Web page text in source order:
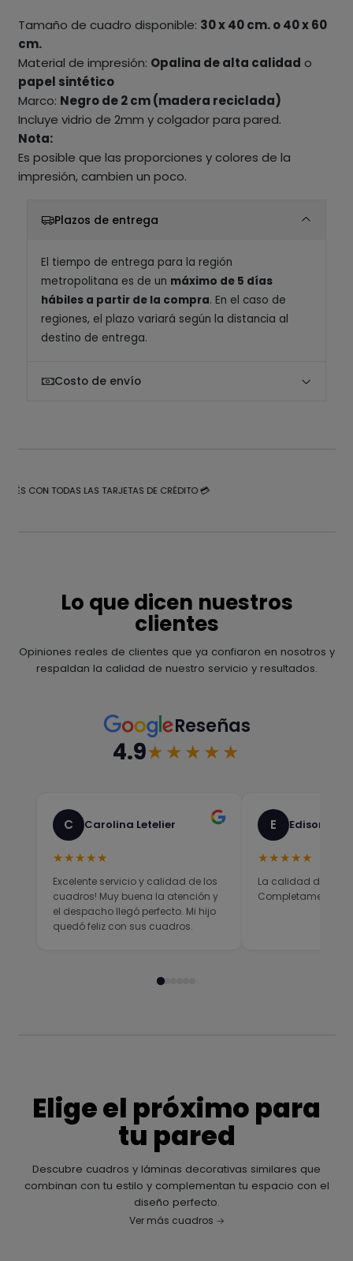
Tamaño de cuadro disponible: 30 x 40 cm. o 40 x 60
cm.
Material de impresión: Opalina de alta calidad o
papel sintético
Marco: Negro de 2 cm (madera reciclada)
Incluye vidrio de 2mm y colgador para pared.
Nota:
Es posible que las proporciones y colores de la
impresión, cambien un poco.
Plazos de entrega
El tiempo de entrega para la región
metropolitana es de un máximo de 5 días
hábiles a partir de la compra. En el caso de
regiones, el plazo variará según la distancia al
destino de entrega.
Costo de envío
CON TODAS LAS TARJETAS DE CRÉDITO 💳
Lo que dicen nuestros
clientes
Opiniones reales de clientes que ya confiaron en nosotros y
respaldan la calidad de nuestro servicio y resultados.
Reseñas
4.9★★★★★
C Carolina Letelier
★★★★★
Excelente servicio y calidad de los
cuadros! Muy buena la atención y
el despacho llegó perfecto. Mi hijo
quedó feliz con sus cuadros.
E Edison
★★★★★
La calidad del
Completamente
Elige el próximo para
tu pared
Descubre cuadros y láminas decorativas similares que
combinan con tu estilo y complementan tu espacio con el
diseño perfecto.
Ver más cuadros